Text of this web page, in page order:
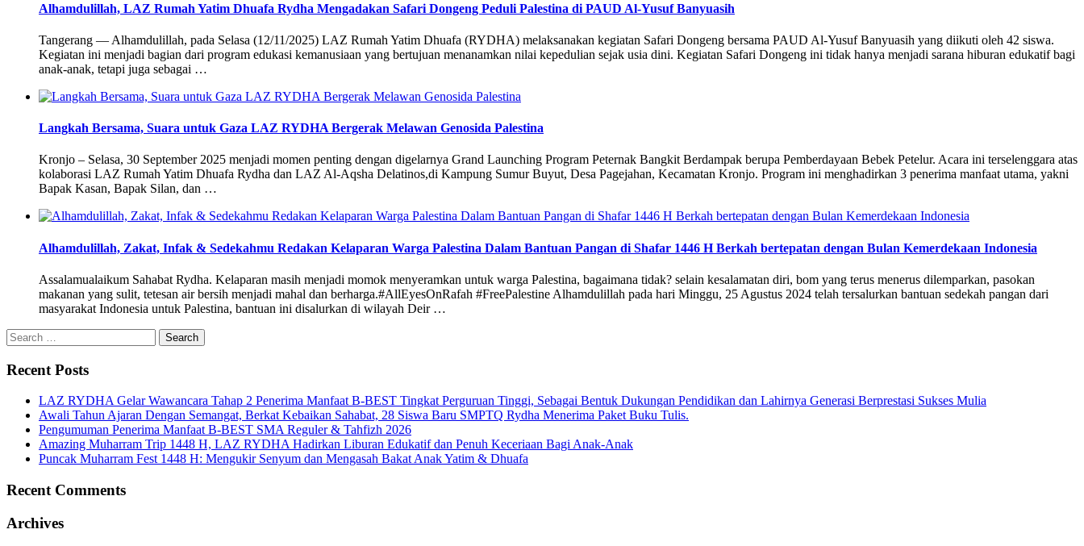
Alhamdulillah, LAZ Rumah Yatim Dhuafa Rydha Mengadakan Safari Dongeng Peduli Palestina di PAUD Al-Yusuf Banyuasih
Tangerang — Alhamdulillah, pada Selasa (12/11/2025) LAZ Rumah Yatim Dhuafa (RYDHA) melaksanakan kegiatan Safari Dongeng bersama PAUD Al-Yusuf Banyuasih yang diikuti oleh 42 siswa.
Kegiatan ini menjadi bagian dari program edukasi kemanusiaan yang bertujuan menanamkan nilai kepedulian sejak usia dini. Kegiatan Safari Dongeng ini tidak hanya menjadi sarana hiburan edukatif bagi
anak-anak, tetapi juga sebagai …
Langkah Bersama, Suara untuk Gaza LAZ RYDHA Bergerak Melawan Genosida Palestina
Kronjo – Selasa, 30 September 2025 menjadi momen penting dengan digelarnya Grand Launching Program Peternak Bangkit Berdampak berupa Pemberdayaan Bebek Petelur. Acara ini terselenggara atas
kolaborasi LAZ Rumah Yatim Dhuafa Rydha dan LAZ Al-Aqsha Delatinos,di Kampung Sumur Buyut, Desa Pagejahan, Kecamatan Kronjo. Program ini menghadirkan 3 penerima manfaat utama, yakni
Bapak Kasan, Bapak Silan, dan …
Alhamdulillah, Zakat, Infak & Sedekahmu Redakan Kelaparan Warga Palestina Dalam Bantuan Pangan di Shafar 1446 H Berkah bertepatan dengan Bulan Kemerdekaan Indonesia
Assalamualaikum Sahabat Rydha. Kelaparan masih menjadi momok menyeramkan untuk warga Palestina, bagaimana tidak? selain kesalamatan diri, bom yang terus menerus dilemparkan, pasokan
makanan yang sulit, tetesan air bersih menjadi mahal dan berharga.#AllEyesOnRafah #FreePalestine Alhamdulillah pada hari Minggu, 25 Agustus 2024 telah tersalurkan bantuan sedekah pangan dari
masyarakat Indonesia untuk Palestina, bantuan ini disalurkan di wilayah Deir …
Search
for:
Recent Posts
LAZ RYDHA Gelar Wawancara Tahap 2 Penerima Manfaat B-BEST Tingkat Perguruan Tinggi, Sebagai Bentuk Dukungan Pendidikan dan Lahirnya Generasi Berprestasi Sukses Mulia
Awali Tahun Ajaran Dengan Semangat, Berkat Kebaikan Sahabat, 28 Siswa Baru SMPTQ Rydha Menerima Paket Buku Tulis.
Pengumuman Penerima Manfaat B-BEST SMA Reguler & Tahfizh 2026
Amazing Muharram Trip 1448 H, LAZ RYDHA Hadirkan Liburan Edukatif dan Penuh Keceriaan Bagi Anak-Anak
Puncak Muharram Fest 1448 H: Mengukir Senyum dan Mengasah Bakat Anak Yatim & Dhuafa
Recent Comments
Archives